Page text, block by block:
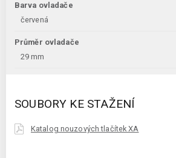
Barva ovladače
červená
Průměr ovladače
29 mm
SOUBORY KE STAŽENÍ
Katalog nouzových tlačítek XA